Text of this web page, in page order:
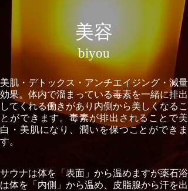
美容
biyou
美肌・デトックス・アンチエイジング・減量
効果。体内で溜まっている毒素を一緒に排出
してくれる働きがあり内側から美しくなるこ
とができます。毒素が排出されることで美
白・美肌になり、潤いを保つことができま
す。
サウナは体を「表面」から温めますが薬石浴
は体を「内側」から温め、皮脂腺から汗を出